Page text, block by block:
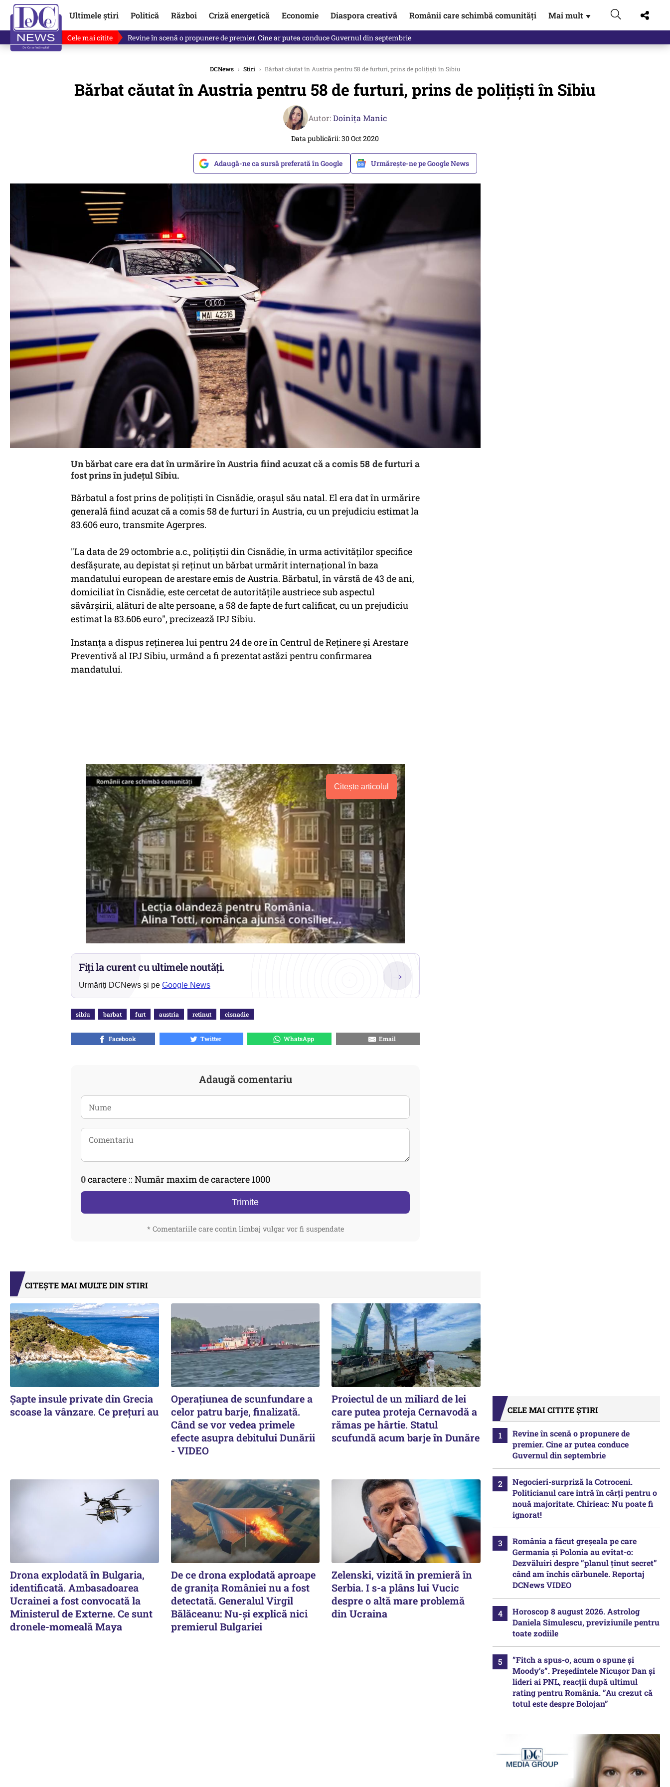
Ultimele știri Politică Război Criză energetică Economie Diaspora creativă Românii care schimbă comunități Mai mult ▼
Cele mai citite Revine în scenă o propunere de premier. Cine ar putea conduce Guvernul din septembrie
DCNews › Stiri › Bărbat căutat în Austria pentru 58 de furturi, prins de polițiști în Sibiu
Bărbat căutat în Austria pentru 58 de furturi, prins de polițiști în Sibiu
Autor:Doinița Manic
Data publicării: 30 Oct 2020
Adaugă-ne ca sursă preferată în Google Urmărește-ne pe Google News
Un bărbat care era dat în urmărire în Austria fiind acuzat că a comis 58 de furturi a
fost prins în județul Sibiu.
Bărbatul a fost prins de polițiști în Cisnădie, orașul său natal. El era dat în urmărire
generală fiind acuzat că a comis 58 de furturi în Austria, cu un prejudiciu estimat la
83.606 euro, transmite Agerpres.
"La data de 29 octombrie a.c., poliţiştii din Cisnădie, în urma activităţilor specifice
desfăşurate, au depistat şi reţinut un bărbat urmărit internaţional în baza
mandatului european de arestare emis de Austria. Bărbatul, în vârstă de 43 de ani,
domiciliat în Cisnădie, este cercetat de autorităţile austriece sub aspectul
săvârşirii, alături de alte persoane, a 58 de fapte de furt calificat, cu un prejudiciu
estimat la 83.606 euro", precizează IPJ Sibiu.
Instanța a dispus reţinerea lui pentru 24 de ore în Centrul de Reţinere şi Arestare
Preventivă al IPJ Sibiu, urmând a fi prezentat astăzi pentru confirmarea
mandatului.
Citește articolul
Fiți la curent cu ultimele noutăți.
Urmăriți DCNews și pe Google News
→
sibiu barbat furt austria retinut cisnadie
Facebook Twitter WhatsApp Email
Adaugă comentariu
0caractere :: Număr maxim de caractere 1000
Trimite
* Comentariile care contin limbaj vulgar vor fi suspendate
CITEȘTE MAI MULTE DIN STIRI
Șapte insule private din Grecia
scoase la vânzare. Ce prețuri au
Operațiunea de scunfundare a
celor patru barje, finalizată.
Când se vor vedea primele
efecte asupra debitului Dunării
- VIDEO
Proiectul de un miliard de lei
care putea proteja Cernavodă a
rămas pe hârtie. Statul
scufundă acum barje în Dunăre
Drona explodată în Bulgaria,
identificată. Ambasadoarea
Ucrainei a fost convocată la
Ministerul de Externe. Ce sunt
dronele-momeală Maya
De ce drona explodată aproape
de granița României nu a fost
detectată. Generalul Virgil
Bălăceanu: Nu-și explică nici
premierul Bulgariei
Zelenski, vizită în premieră în
Serbia. I s-a plâns lui Vucic
despre o altă mare problemă
din Ucraina
CELE MAI CITITE ȘTIRI
Revine în scenă o propunere de
premier. Cine ar putea conduce
Guvernul din septembrie
Negocieri-surpriză la Cotroceni.
Politicianul care intră în cărți pentru o
nouă majoritate. Chirieac: Nu poate fi
ignorat!
România a făcut greșeala pe care
Germania și Polonia au evitat-o:
Dezvăluiri despre ”planul ținut secret”
când am închis cărbunele. Reportaj
DCNews VIDEO
Horoscop 8 august 2026. Astrolog
Daniela Simulescu, previziunile pentru
toate zodiile
”Fitch a spus-o, acum o spune și
Moody’s”. Președintele Nicușor Dan și
lideri ai PNL, reacții după ultimul
rating pentru România. ”Au crezut că
totul este despre Bolojan”